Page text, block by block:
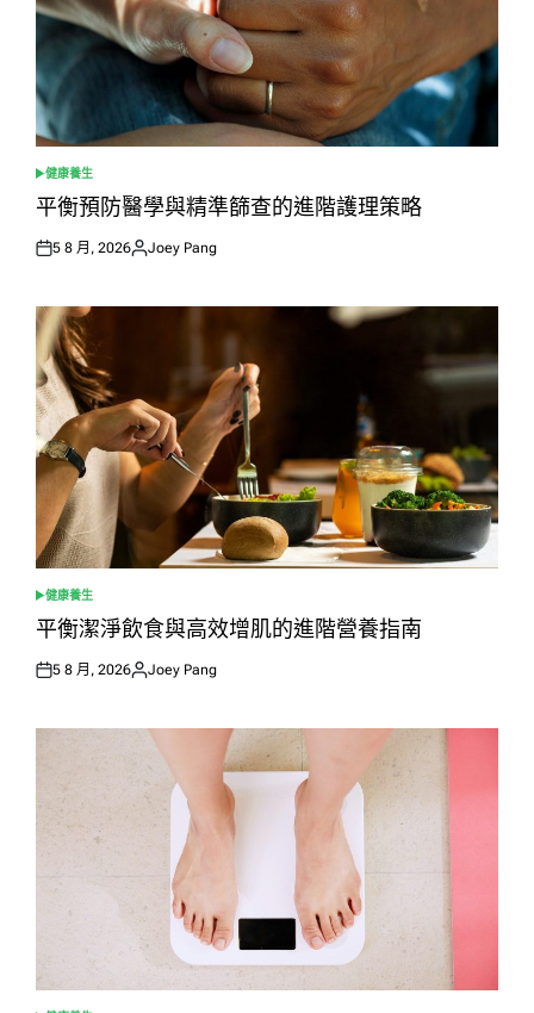
POSTED
IN
健康養生
平衡預防醫學與精準篩查的進階護理策略
Posted
5 8 月, 2026
Posted
Joey Pang
POSTED
IN
健康養生
平衡潔淨飲食與高效增肌的進階營養指南
Posted
5 8 月, 2026
Posted
Joey Pang